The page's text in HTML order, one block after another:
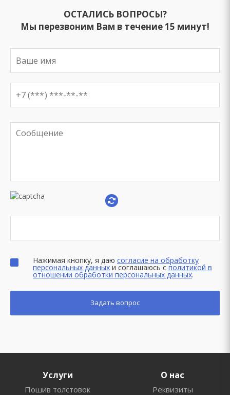
ОСТАЛИСЬ ВОПРОСЫ?
Мы перезвоним Вам в течение 15 минут!
Нажимая кнопку, я даю согласие на обработку
персональных данных и соглашаюсь сполитикой в
отношении обработки персональных данных.
Услуги
Пошив толстовок
О нас
Реквизиты